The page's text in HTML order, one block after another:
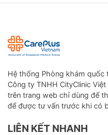
Hệ thống Phòng khám quốc
Công ty TNHH CityClinic
trên trang web chỉ dùng để
để được tư vấn trước khi có
LIÊN KẾT NHANH